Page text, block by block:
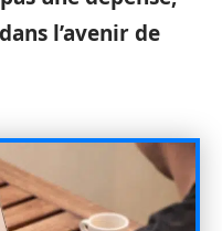
l’avenir de